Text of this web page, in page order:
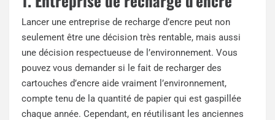
Lancer une entreprise de recharge d’encre peut non
seulement être une décision très rentable, mais aussi
une décision respectueuse de l’environnement. Vous
pouvez vous demander si le fait de recharger des
cartouches d’encre aide vraiment l’environnement,
compte tenu de la quantité de papier qui est gaspillée
chaque année. Cependant, en réutilisant les anciennes